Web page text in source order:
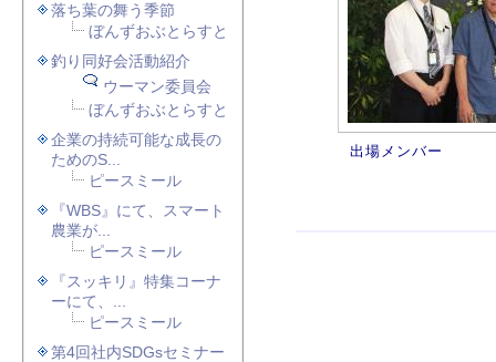
出場メンバー
落ち葉の舞う季節
ぼんずおぶとらすと
釣り同好会活動紹介
ウーマン委員会
ぼんずおぶとらすと
企業の持続可能な成長の
ためのS...
ピースミール
『WBS』にて、スマート
農業が...
ピースミール
『スッキリ』特集コーナ
ーにて、...
ピースミール
第4回社内SDGsセミナー